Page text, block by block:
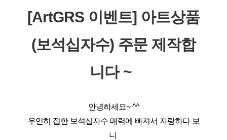
로그인
회원가입
[ArtGRS 이벤트] 아트상품
(보석십자수) 주문 제작합
니다 ~
안녕하세요~ ^^
우연히 접한 보석십자수 매력에 빠져서 자랑하다 보
니